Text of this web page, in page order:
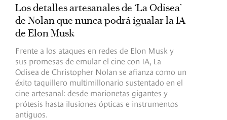
Los detalles artesanales de ‘La Odisea’
de Nolan que nunca podrá igualar la IA
de Elon Musk
Frente a los ataques en redes de Elon Musk y
sus promesas de emular el cine con IA, La
Odisea de Christopher Nolan se afianza como un
éxito taquillero multimillonario sustentado en el
cine artesanal: desde marionetas gigantes y
prótesis hasta ilusiones ópticas e instrumentos
antiguos.